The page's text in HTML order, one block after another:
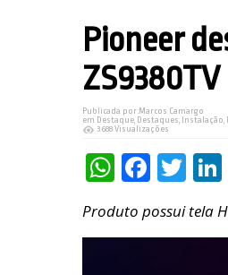
Pioneer
ZS9380TV
Publicada por: Marcos Camargo
em Destaque, Destaques, Instalação,
3688 Visualizações
Produto possui tela